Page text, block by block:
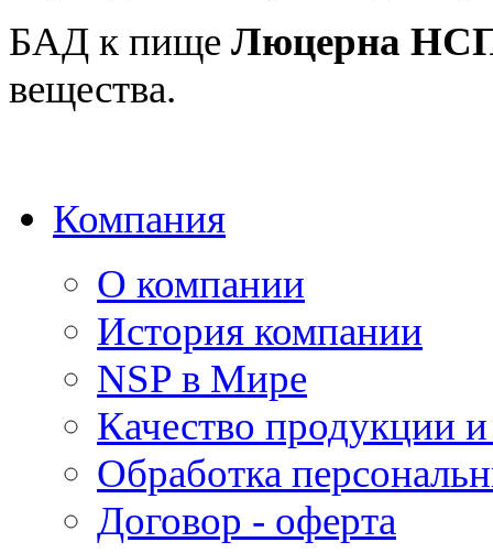
БАД к пище Люцерна
вещества.
Компания
О компании
История компании
NSP в Мире
Качество продукции
Обработка
Договор - оферта